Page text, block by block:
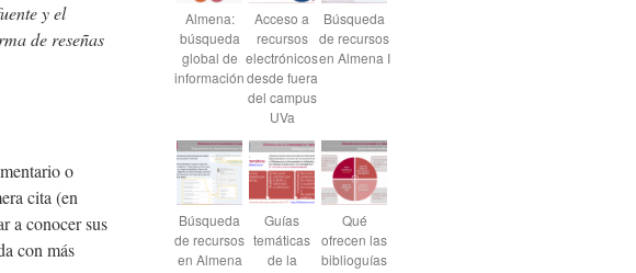
y el
de reseñas
o
cita (en
a conocer sus
con más
Almena:
búsqueda
global de
información
Acceso a
recursos
electrónicos
desde fuera
del campus
UVa
Búsqueda
de recursos
en Almena I
Búsqueda
de recursos
en Almena
Guías
temáticas
de la
Qué
ofrecen las
biblioguías